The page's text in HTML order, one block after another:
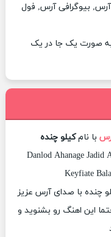
بیوگرافی آرس, فول
صورت یک جا در یک
با نامکیلو چنده
Danlod Ahanage Jadid
Keyfiate
چنده با صدای آرس عزیز
این اهنگ رو بشنوید و